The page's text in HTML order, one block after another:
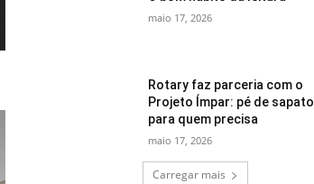
maio 17, 2026
Rotary faz parceria com o
Projeto Ímpar: pé de sapato
para quem precisa
maio 17, 2026
Carregar mais